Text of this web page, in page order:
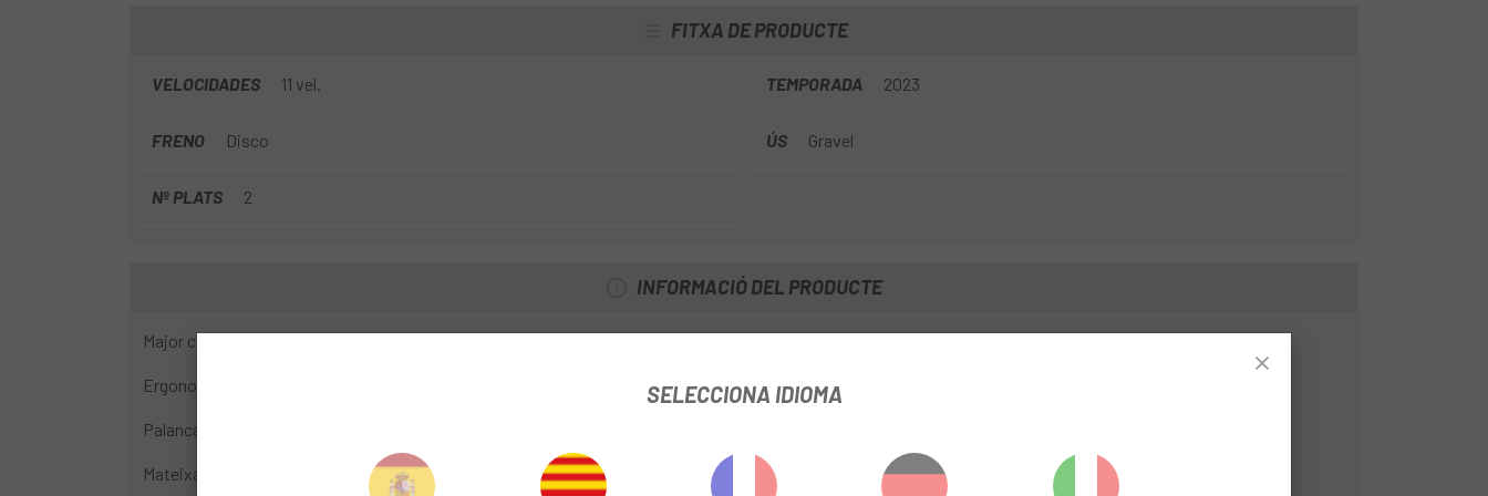
FITXA DE PRODUCTE
VELOCIDADES 11 vel. TEMPORADA 2023
FRENO Disco ÚS Gravel
Nº PLATS 2
INFORMACIÓ DEL PRODUCTE
Major control de terrenys mixtos
Ergonomia de palanca i suport inspirada en la grava
Palanca de fre antilliscant
Mateixa operació de canvi de llum que els sistemes vials de nivell superior
SELECCIONA IDIOMA